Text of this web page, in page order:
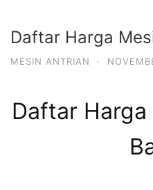
Daftar Harga
MESIN ANTRIAN ·
Daftar